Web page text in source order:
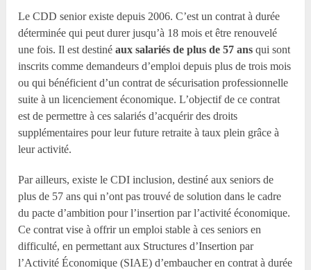
Le CDD senior existe depuis 2006. C’est un contrat à durée
déterminée qui peut durer jusqu’à 18 mois et être renouvelé
une fois. Il est destinéaux salariés de plus de 57 ans qui sont
inscrits comme demandeurs d’emploi depuis plus de trois mois
ou qui bénéficient d’un contrat de sécurisation professionnelle
suite à un licenciement économique. L’objectif de ce contrat
est de permettre à ces salariés d’acquérir des droits
supplémentaires pour leur future retraite à taux plein grâce à
leur activité.
Par ailleurs, existe le CDI inclusion, destiné aux seniors de
plus de 57 ans qui n’ont pas trouvé de solution dans le cadre
du pacte d’ambition pour l’insertion par l’activité économique.
Ce contrat vise à offrir un emploi stable à ces seniors en
difficulté, en permettant aux Structures d’Insertion par
l’Activité Économique (SIAE) d’embaucher en contrat à durée